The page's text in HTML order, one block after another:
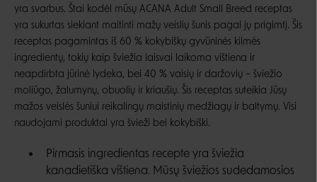
yra svarbus. Štai kodėl mūsų ACANA Adult Small Breed receptas
yra sukurtas siekiant maitinti mažų veislių šunis pagal jų prigimtį. Šis
receptas pagamintas iš 60 % kokybiškų gyvūninės kilmės
ingredientų, tokių kaip šviežia laisvai laikoma vištiena ir
neapdirbta jūrinė lydeka, bei 40 % vaisių ir daržovių – šviežio
moliūgo, žalumynų, obuolių ir kriaušių. Šis receptas suteikia Jūsų
mažos veislės šuniui reikalingų maistinių medžiagų ir baltymų. Visi
naudojami produktai yra švieži bei kokybiški.
Pirmasis ingredientas recepte yra šviežia
kanadietiška vištiena. Mūsų šviežios sudedamosios